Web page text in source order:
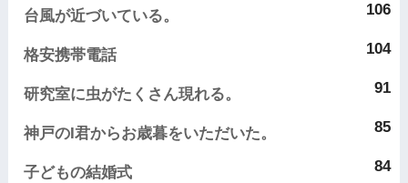
106
台風が近づいている。
104
格安携帯電話
91
研究室に虫がたくさん現れる。
85
神戸のI君からお歳暮をいただいた。
84
子どもの結婚式